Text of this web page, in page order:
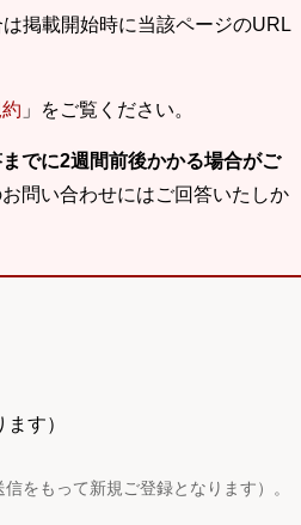
掲載開始時に当該ページのURL
」をご覧ください。
でに2週間前後かかる場合がご
問い合わせにはご回答いたしか
す）
をもって新規ご登録となります）。